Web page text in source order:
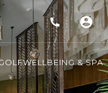
WELLBEING & SPA